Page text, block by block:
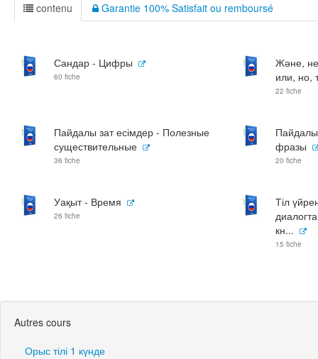
contenu Garantie 100% Satisfait ou remboursé
Сандар - Цифры
60 fiche
Және,
или, но,
22 fiche
Пайдалы зат есімдер - Полезные
существительные
36 fiche
Пайдалы
фразы
20 fiche
Уақыт - Время
26 fiche
Тіл
кн...
15 fiche
Autres cours
Орыс тілі 1 күнде